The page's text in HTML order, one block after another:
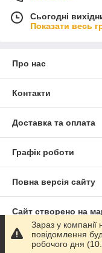
Сьогодні
Показати весь
Про нас
Контакти
Доставка та оплата
Графік роботи
Повна версія сайту
Сайт створено на
Політика
Зараз у
повідомлення
робочого дня